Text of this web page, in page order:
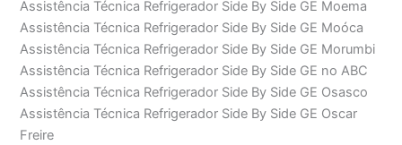
Assistência Técnica Refrigerador Side By Side GE Moema
Assistência Técnica Refrigerador Side By Side GE Moóca
Assistência Técnica Refrigerador Side By Side GE Morumbi
Assistência Técnica Refrigerador Side By Side GE no ABC
Assistência Técnica Refrigerador Side By Side GE Osasco
Assistência Técnica Refrigerador Side By Side GE Oscar
Freire